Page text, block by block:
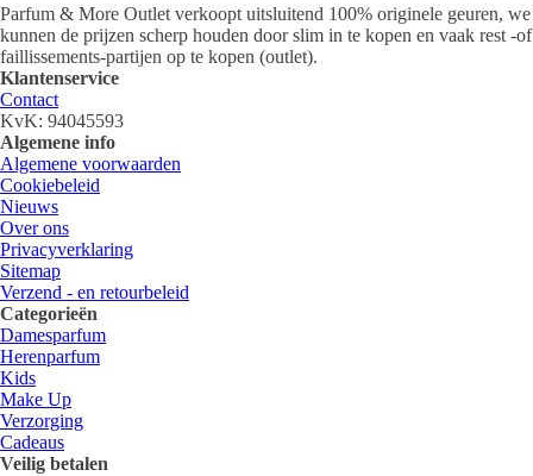
Parfum & More Outlet verkoopt uitsluitend 100% originele geuren, we
kunnen de prijzen scherp houden door slim in te kopen en vaak rest -of
faillissements-partijen op te kopen (outlet).
Klantenservice
Contact
KvK: 94045593
Algemene info
Algemene voorwaarden
Cookiebeleid
Nieuws
Over ons
Privacyverklaring
Sitemap
Verzend - en retourbeleid
Categorieën
Damesparfum
Herenparfum
Kids
Make Up
Verzorging
Cadeaus
Veilig betalen